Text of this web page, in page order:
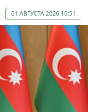
01 АВГУСТА 2026 10:51